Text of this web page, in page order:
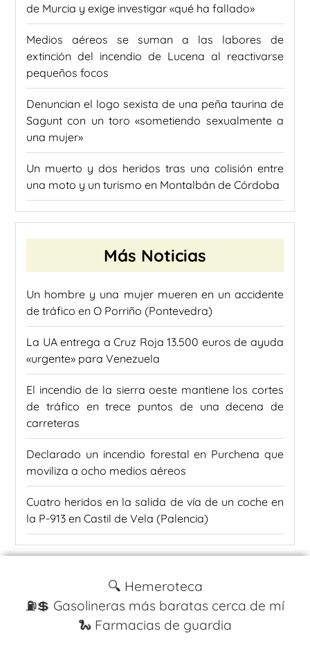
de Murcia y exige investigar «qué ha fallado»
Medios aéreos se suman a las labores de
extinción del incendio de Lucena al reactivarse
pequeños focos
Denuncian el logo sexista de una peña taurina de
Sagunt con un toro «sometiendo sexualmente a
una mujer»
Un muerto y dos heridos tras una colisión entre
una moto y un turismo en Montalbán de Córdoba
Más Noticias
Un hombre y una mujer mueren en un accidente
de tráfico en O Porriño (Pontevedra)
La UA entrega a Cruz Roja 13.500 euros de ayuda
«urgente» para Venezuela
El incendio de la sierra oeste mantiene los cortes
de tráfico en trece puntos de una decena de
carreteras
Declarado un incendio forestal en Purchena que
moviliza a ocho medios aéreos
Cuatro heridos en la salida de vía de un coche en
la P-913 en Castil de Vela (Palencia)
🔍 Hemeroteca
⛽️💲 Gasolineras más baratas cerca de mí
🐍 Farmacias de guardia